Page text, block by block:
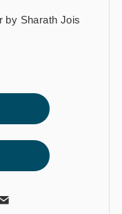
by Sharath Jois